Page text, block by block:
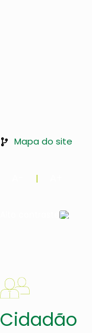
Mapa do site
|
Cidadão